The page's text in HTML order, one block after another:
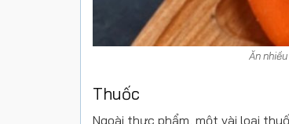
Ăn
Thuốc
Ngoài thực phẩm, một vài loại